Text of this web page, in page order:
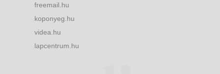
freemail.hu
koponyeg.hu
videa.hu
lapcentrum.hu